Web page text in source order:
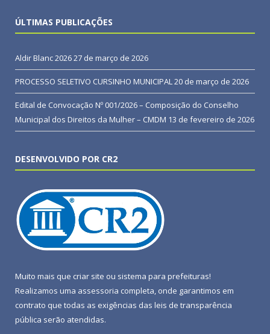
ÚLTIMAS PUBLICAÇÕES
Aldir Blanc 202627 de março de 2026
PROCESSO SELETIVO CURSINHO MUNICIPAL20 de março de 2026
Edital de Convocação Nº 001/2026 – Composição do Conselho
Municipal dos Direitos da Mulher – CMDM 13 de fevereiro de 2026
DESENVOLVIDO POR CR2
Muito mais que criar site ou sistema para prefeituras!
Realizamos uma assessoria completa, onde garantimos em
contrato que todas as exigências das leis de transparência
pública serão atendidas.